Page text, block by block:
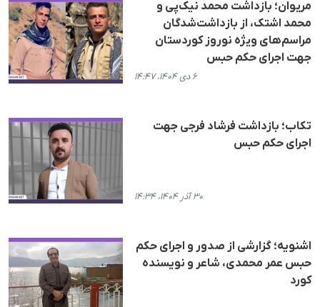
مریوان؛ بازداشت محمد نیک‌پی و
محمد اشتک، از بازداشت‌شدگان
مراسم‌های ویژه نوروز کوردستان
جهت اجرای حکم حبس
۶ دی ۱۴۰۴، ۱۴:۴۷
تکاب؛ بازداشت فرشاد فرجی جهت
اجرای حکم حبس
۳۰ آذر ۱۴۰۴، ۱۴:۳۴
اشنویە؛ گزارشی از صدور و اجرای حکم
حبس عمر محمدی، شاعر و نویسنده
کورد